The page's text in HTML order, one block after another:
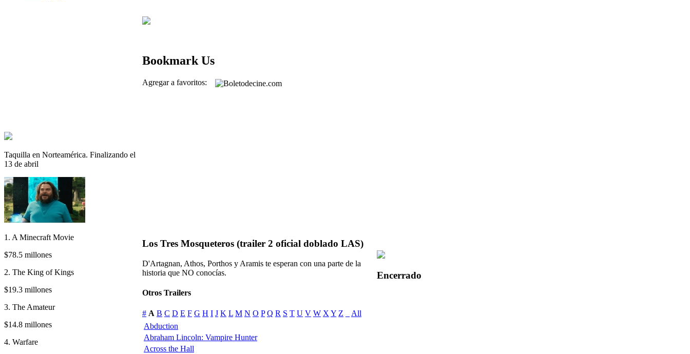
Taquilla en Norteamérica. Finalizando el
13 de abril
1. A Minecraft Movie
$78.5 millones
2. The King of Kings
$19.3 millones
3. The Amateur
$14.8 millones
4. Warfare
Bookmark Us
Agregar a favoritos:
Los Tres Mosqueteros (trailer 2 oficial doblado LAS)
D'Artagnan, Athos, Porthos y Aramis te esperan con una parte de la
historia que NO conocías.
Otros Trailers
# A B C D E F G H I J K L M N O P Q R S T U V W X Y Z
All
Abduction
Abraham Lincoln: Vampire Hunter
Across the Hall
Encerrado